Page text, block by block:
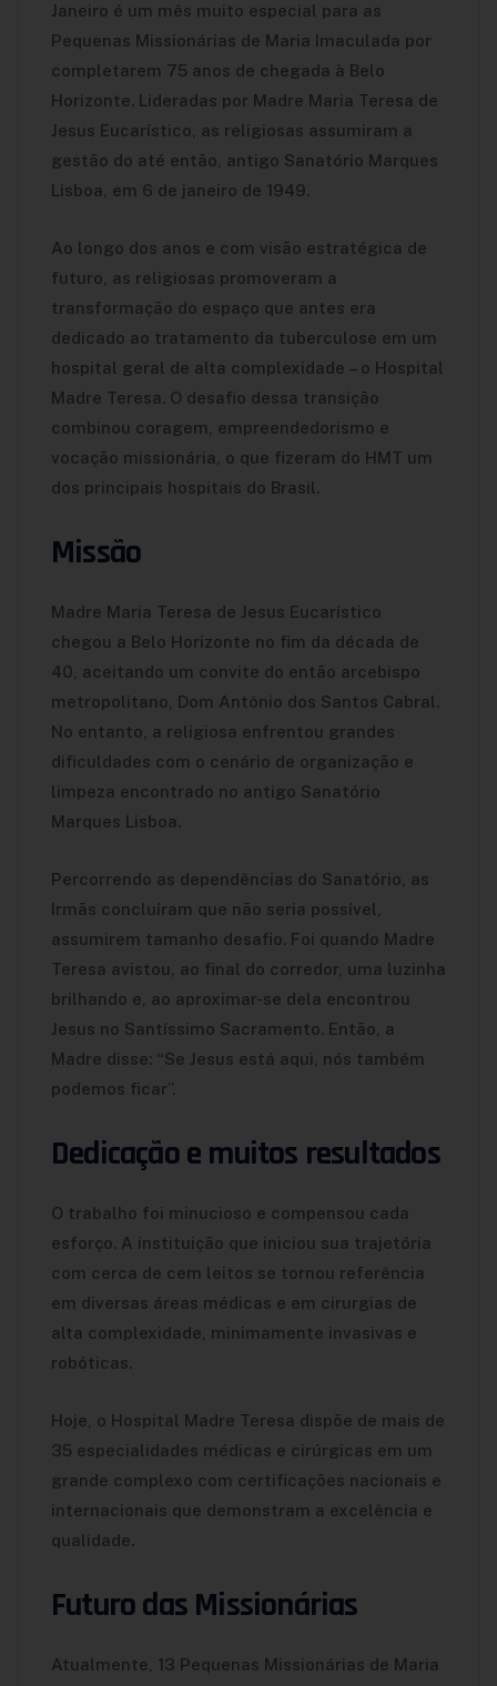
Janeiro é um mês muito especial para as
Pequenas Missionárias de Maria Imaculada por
completarem 75 anos de chegada à Belo
Horizonte. Lideradas por Madre Maria Teresa de
Jesus Eucarístico, as religiosas assumiram a
gestão do até então, antigo Sanatório Marques
Lisboa, em 6 de janeiro de 1949.
Ao longo dos anos e com visão estratégica de
futuro, as religiosas promoveram a
transformação do espaço que antes era
dedicado ao tratamento da tuberculose em um
hospital geral de alta complexidade – o Hospital
Madre Teresa. O desafio dessa transição
combinou coragem, empreendedorismo e
vocação missionária, o que fizeram do HMT um
dos principais hospitais do Brasil.
Missão
Madre Maria Teresa de Jesus Eucarístico
chegou a Belo Horizonte no fim da década de
40, aceitando um convite do então arcebispo
metropolitano, Dom Antônio dos Santos Cabral.
No entanto, a religiosa enfrentou grandes
dificuldades com o cenário de organização e
limpeza encontrado no antigo Sanatório
Marques Lisboa.
Percorrendo as dependências do Sanatório, as
Irmãs concluíram que não seria possível,
assumirem tamanho desafio. Foi quando Madre
Teresa avistou, ao final do corredor, uma luzinha
brilhando e, ao aproximar-se dela encontrou
Jesus no Santíssimo Sacramento. Então, a
Madre disse: “Se Jesus está aqui, nós também
podemos ficar”.
Dedicação e muitos resultados
O trabalho foi minucioso e compensou cada
esforço. A instituição que iniciou sua trajetória
com cerca de cem leitos se tornou referência
em diversas áreas médicas e em cirurgias de
alta complexidade, minimamente invasivas e
robóticas.
Hoje, o Hospital Madre Teresa dispõe de mais de
35 especialidades médicas e cirúrgicas em um
grande complexo com certificações nacionais e
internacionais que demonstram a excelência e
qualidade.
Futuro das Missionárias
Atualmente, 13 Pequenas Missionárias de Maria